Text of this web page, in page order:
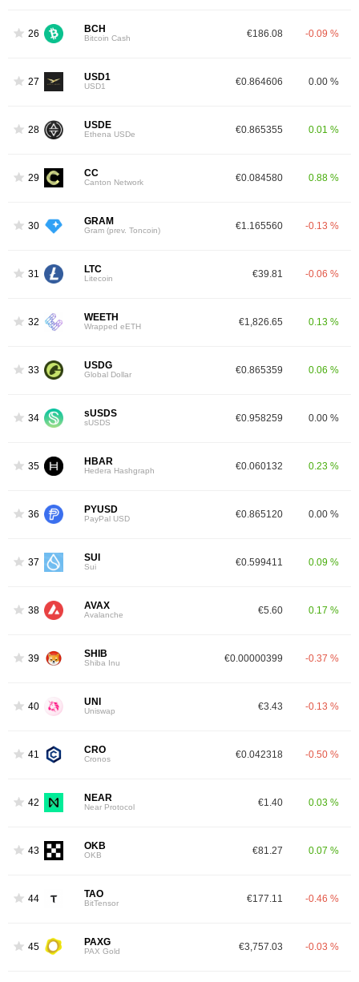
26 BCH
Bitcoin Cash €186.08 -0.09 %
27 USD1
USD1 €0.864606 0.00 %
28 USDE
Ethena USDe €0.865355 0.01 %
29 CC
Canton Network €0.084580 0.88 %
30 GRAM
Gram (prev. Toncoin) €1.165560 -0.13 %
31 LTC
Litecoin €39.81 -0.06 %
32 WEETH
Wrapped eETH €1,826.65 0.13 %
33 USDG
Global Dollar €0.865359 0.06 %
34 sUSDS
sUSDS €0.958259 0.00 %
35 HBAR
Hedera Hashgraph €0.060132 0.23 %
36 PYUSD
PayPal USD €0.865120 0.00 %
37 SUI
Sui €0.599411 0.09 %
38 AVAX
Avalanche €5.60 0.17 %
39 SHIB
Shiba Inu €0.00000399 -0.37 %
40 UNI
Uniswap €3.43 -0.13 %
41 CRO
Cronos €0.042318 -0.50 %
42 NEAR
Near Protocol €1.40 0.03 %
43 OKB
OKB €81.27 0.07 %
44 TAO
BitTensor €177.11 -0.46 %
45 PAXG
PAX Gold €3,757.03 -0.03 %